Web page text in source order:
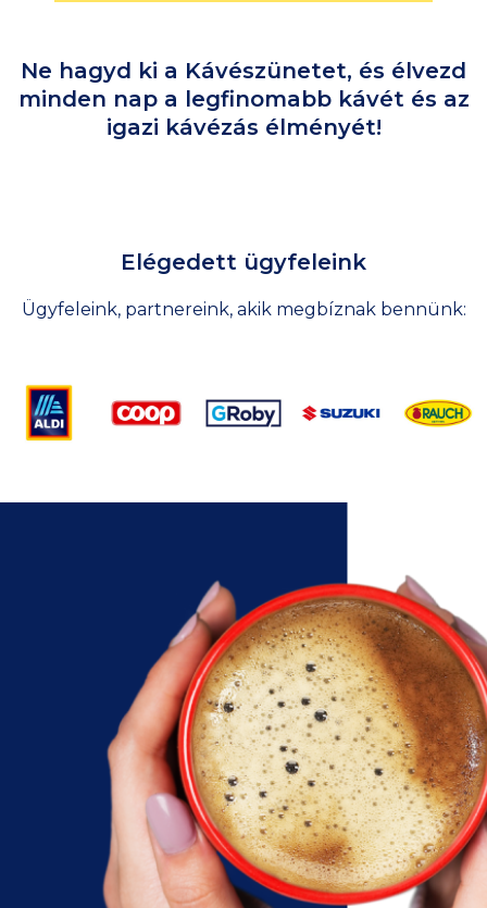
Ne hagyd ki a Kávészünetet, és élvezd
minden nap a legfinomabb kávét és az
igazi kávézás élményét!
Elégedett ügyfeleink
Ügyfeleink, partnereink, akik megbíznak bennünk: